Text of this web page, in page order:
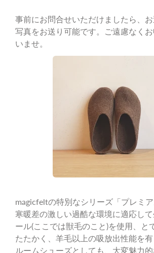
事前にお問合せいただけましたら、
写真をお送り可能です。ご遠慮なく
いませ。
magicfeltの特別なシリーズ「プレミア
寒暖差の激しい過酷な環境に適応し
ール(ここでは獣毛のこと)を使用、と
たたかく、羊毛以上の吸放出性能を有
ルームシューズとしても、大変魅力的